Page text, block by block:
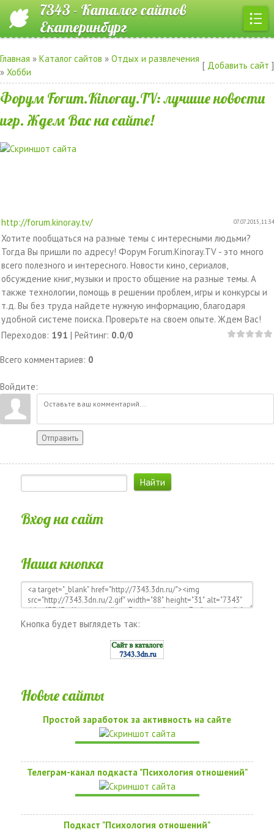
7343 - Каталог сайтов
Екатеринбург
Главная » Каталог сайтов » Отдых и развлечения
» Хобби
[ Добавить сайт ]
Форум Forum.Kinoray.TV: лучшие новости
игр. Ждем Вас на сайте!
http://forum.kinoray.tv/ 07.07.2015, 11:34
Хотите пообщаться на разные темы с интересными людьми?
Тогда Вы пришли по адресу! Форум Forum.Kinoray.TV - это много
всего полезного и интересного. Новости кино, сериалов,
обсуждение книг, музыки и просто общение на разные темы. А
также технологии, помощь в решении проблем, игры и конкурсы и
т.д. Вы без труда найдете нужную информацию, благодаря
удобной системе поиска. Проверьте на своем опыте. Ждем Вас!
Переходов: 191 | Рейтинг: 0.0/0
Всего комментариев: 0
Войдите:
Отправить
Вход на сайт
Наша кнопка
Кнопка будет выглядеть так:
Новые сайты
Простой заработок за активность на сайте
Телеграм-канал подкаста "Психология отношений"
Подкаст "Психология отношений"